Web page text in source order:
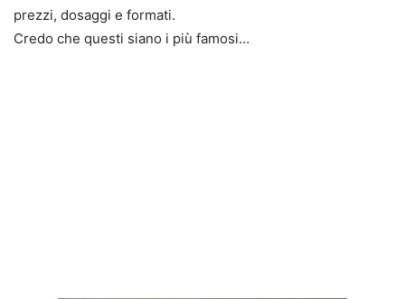
prezzi, dosaggi e formati.
Credo che questi siano i più famosi…